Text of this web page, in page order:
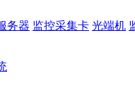
务器 监控采集卡 光端机